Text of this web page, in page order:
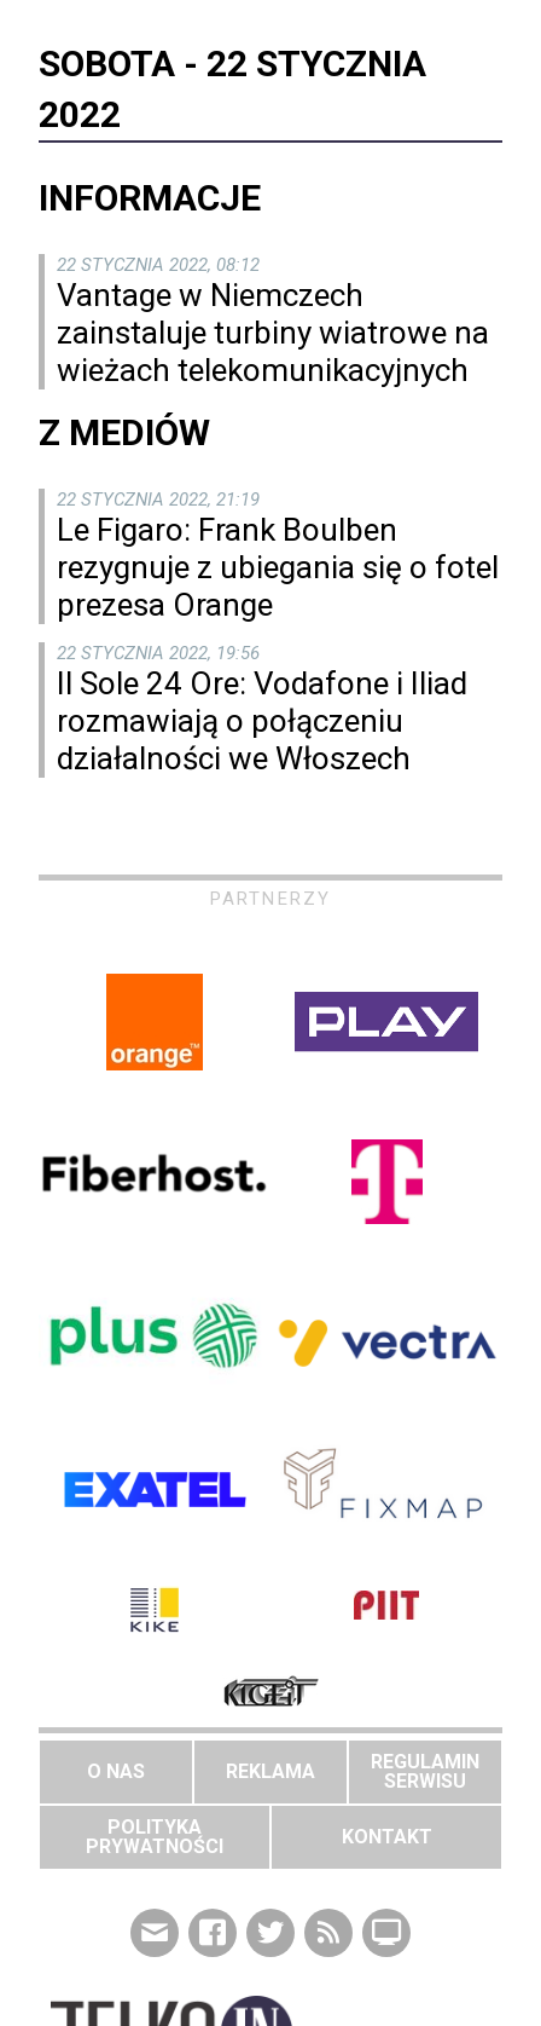
SOBOTA - 22 STYCZNIA
2022
INFORMACJE
22 STYCZNIA 2022, 08:12
Vantage w Niemczech
zainstaluje turbiny wiatrowe na
wieżach telekomunikacyjnych
Z MEDIÓW
22 STYCZNIA 2022, 21:19
Le Figaro: Frank Boulben
rezygnuje z ubiegania się o fotel
prezesa Orange
22 STYCZNIA 2022, 19:56
Il Sole 24 Ore: Vodafone i Iliad
rozmawiają o połączeniu
działalności we Włoszech
PARTNERZY
O NAS REKLAMA
REGULAMIN
SERWISU
POLITYKA
PRYWATNOŚCI
KONTAKT